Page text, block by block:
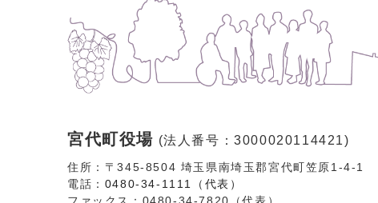
宮代町役場 (法人番号：3000020114421)
住所：〒345-8504 埼玉県南埼玉郡宮代町笠原1-4-1
電話： 0480-34-1111（代表）